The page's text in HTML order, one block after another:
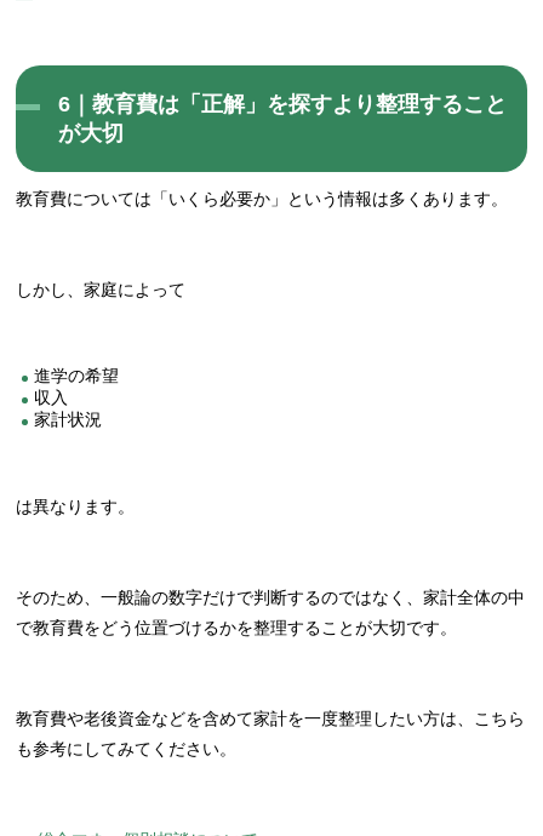
6｜教育費は「正解」を探すより整理すること
が大切
教育費については「いくら必要か」という情報は多くあります。
しかし、家庭によって
進学の希望
収入
家計状況
は異なります。
そのため、一般論の数字だけで判断するのではなく、家計全体の中
で教育費をどう位置づけるかを整理することが大切です。
教育費や老後資金などを含めて家計を一度整理したい方は、こちら
も参考にしてみてください。